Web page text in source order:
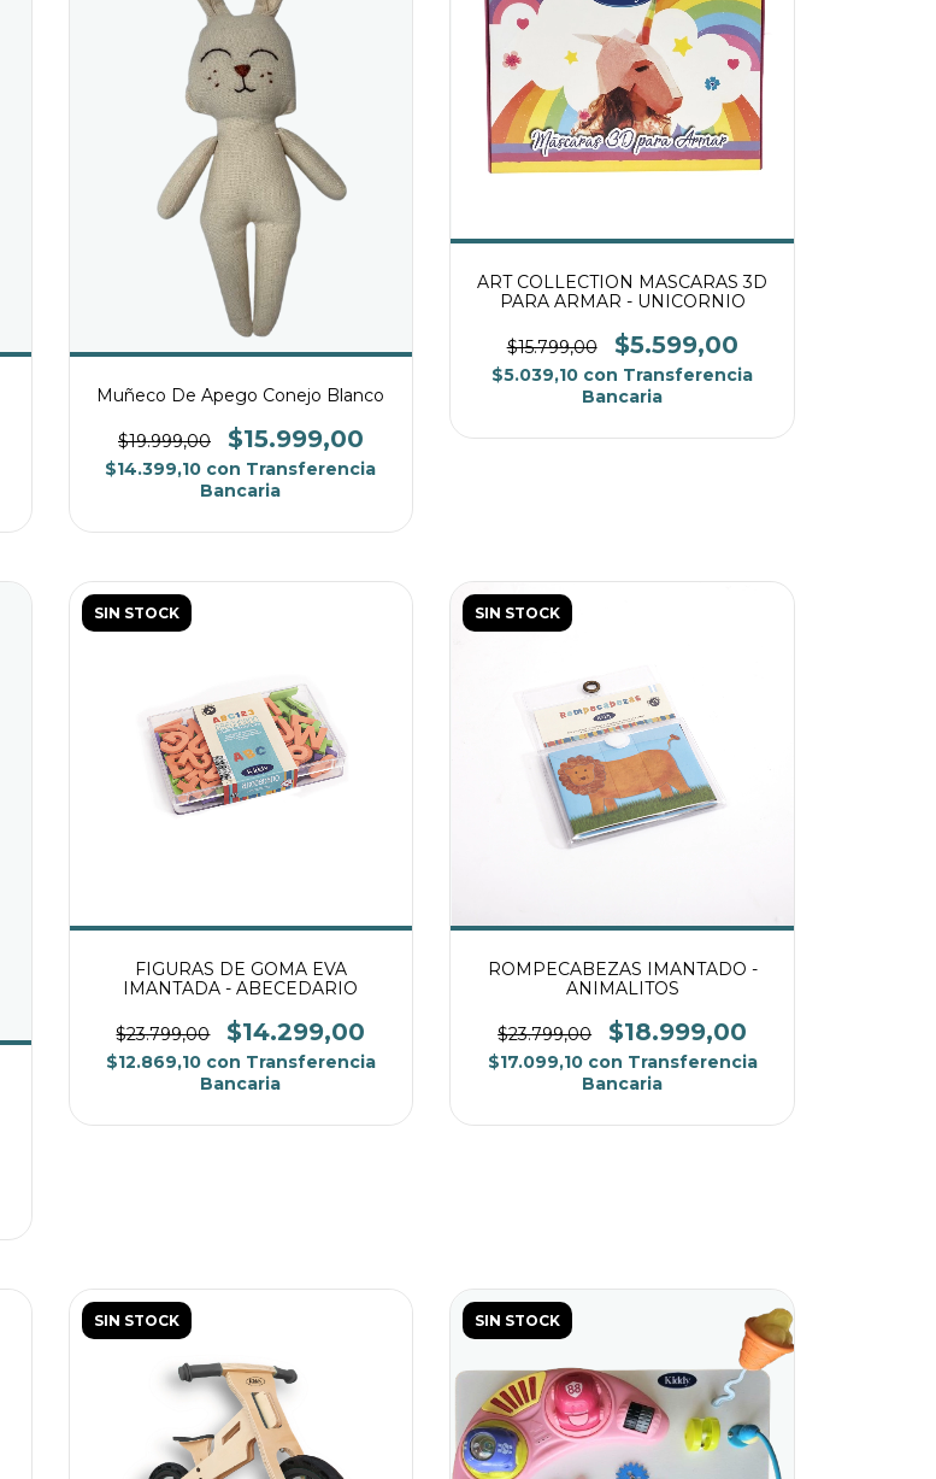
Muñeco De Apego Conejo Blanco
$19.999,00 $15.999,00
$14.399,10 con Transferencia
Bancaria
ART COLLECTION MASCARAS 3D
PARA ARMAR - UNICORNIO
$15.799,00 $5.599,00
$5.039,10 con Transferencia
Bancaria
SIN STOCK
FIGURAS DE GOMA EVA
IMANTADA - ABECEDARIO
$23.799,00 $14.299,00
$12.869,10 con Transferencia
Bancaria
SIN STOCK
ROMPECABEZAS IMANTADO -
ANIMALITOS
$23.799,00 $18.999,00
$17.099,10 con Transferencia
Bancaria
SIN STOCK SIN STOCK